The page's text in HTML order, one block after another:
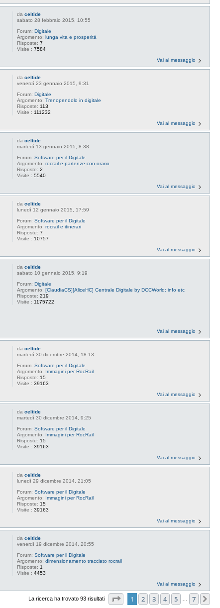
daceltide
sabato 28 febbraio 2015, 10:55
Forum:Digitale
Argomento:lunga vita e prosperità
Risposte:7
Visite :7584
Vai al messaggio
daceltide
venerdì 23 gennaio 2015, 9:31
Forum:Digitale
Argomento:Trenopendolo in digitale
Risposte: 113
Visite : 111232
Vai al messaggio
daceltide
martedì 13 gennaio 2015, 8:38
Forum:Software per il Digitale
Argomento:rocrail e partenze con orario
Risposte:2
Visite :5540
Vai al messaggio
daceltide
lunedì 12 gennaio 2015, 17:59
Forum:Software per il Digitale
Argomento:rocrail e itinerari
Risposte:7
Visite : 10757
Vai al messaggio
daceltide
sabato 10 gennaio 2015, 9:19
Forum:Digitale
Argomento:[ClaudiaCS][AliceHC] Centrale Digitale by DCCWorld: info etc
Risposte:219
Visite : 1175722
Vai al messaggio
daceltide
martedì 30 dicembre 2014, 18:13
Forum:Software per il Digitale
Argomento: Immagini per RocRail
Risposte: 15
Visite :39163
Vai al messaggio
daceltide
martedì 30 dicembre 2014, 9:25
Forum:Software per il Digitale
Argomento: Immagini per RocRail
Risposte: 15
Visite :39163
Vai al messaggio
daceltide
lunedì 29 dicembre 2014, 21:05
Forum:Software per il Digitale
Argomento: Immagini per RocRail
Risposte: 15
Visite :39163
Vai al messaggio
daceltide
venerdì 19 dicembre 2014, 20:55
Forum:Software per il Digitale
Argomento:dimensionamento tracciato rocrail
Risposte: 1
Visite :4453
Vai al messaggio
La ricerca ha trovato 93 risultati Pagina1 di
1 2 3 4 5 7